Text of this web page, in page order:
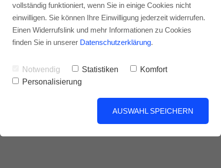
Roksan
Blok
Blog Blok
vollständig funktioniert, wenn Sie in einige Cookies nicht
einwilligen. Sie können Ihre Einwilligung jederzeit widerrufen.
Einen Widerrufslink und mehr Informationen zu Cookies
finden Sie in unserer Datenschutzerklärung.
Notwendig Statistiken
Komfort
Personalisierung
AUSWAHL SPEICHERN